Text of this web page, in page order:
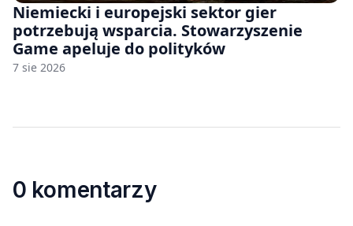
Niemiecki i europejski sektor gier
potrzebują wsparcia. Stowarzyszenie
Game apeluje do polityków
7 sie 2026
0 komentarzy